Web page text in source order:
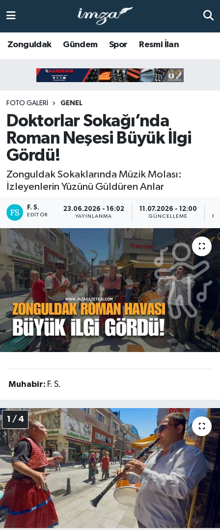
Zonguldak Gündem Spor Resmi İlan
FOTO GALERI GENEL
Doktorlar Sokağı’nda
Roman Neşesi Büyük İlgi
Gördü!
Zonguldak Sokaklarında Müzik Molası:
İzleyenlerin Yüzünü Güldüren Anlar
F. S.
EDITÖR
23.06.2026 - 16:02
YAYINLANMA
11.07.2026 - 12:00
GÜNCELLEME
Muhabir: F. S.
1 / 4
Anasayfa
KOZLU
KİLİMLİ
BARTIN
BOLU
ÇAYCUMA
DEVREK
DÜZCE
EREĞLİ
GÖKÇEBEY
KARABÜK
Zonguldak Hava Durumu
Süper Lig Puan Durumu ve Fikstür
Tüm Manşetler
Son Dakika Haberleri
Haber Arşivi